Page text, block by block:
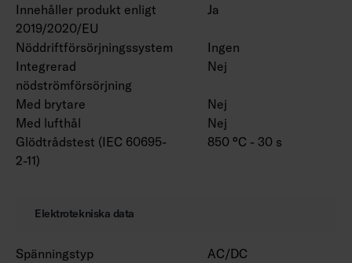
Innehåller produkt enligt
2019/2020/EU
Ja
Nöddriftförsörjningssystem
Ingen
Integrerad
nödströmförsörjning
Nej
Med brytare
Nej
Med lufthål
Nej
Glödtrådstest (IEC 60695-
2-11)
850 °C - 30 s
Elektrotekniska data
Spänningstyp
AC/DC